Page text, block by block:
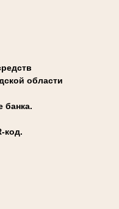
области
банка.
код.